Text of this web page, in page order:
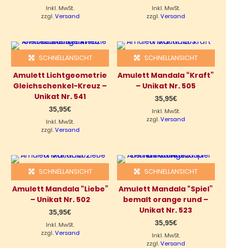
Inkl. MwSt.
zzgl.Versand
Inkl. MwSt.
zzgl.Versand
SCHNELLANSICHT
Amulett Lichtgeometrie
Gleichschenkel-Kreuz –
Unikat Nr. 541
35,95€
Inkl. MwSt.
zzgl.Versand
SCHNELLANSICHT
Amulett Mandala “Kraft”
– Unikat Nr. 505
35,95€
Inkl. MwSt.
zzgl.Versand
SCHNELLANSICHT
Amulett Mandala “Liebe”
– Unikat Nr. 502
35,95€
Inkl. MwSt.
zzgl.Versand
SCHNELLANSICHT
Amulett Mandala “Spiel”
bemalt orange rund –
Unikat Nr. 523
35,95€
Inkl. MwSt.
zzgl.Versand